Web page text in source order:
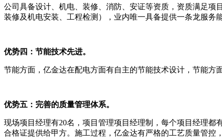
公司具备设计、机电、装修、消防、安证等资质，资质满足项
装修及机电安装、工程检测），业内唯一具备提供一条龙服务
优势四：节能技术先进。
节能方面，亿金达在配电方面有自主的节能技术设计，节能方
优势五：完善的质量管理体系。
现场项目经理有20名，项目管理项目经理制，每个项目经理
合格证提供给甲方。施工过程，亿金达有严格的工艺质量管